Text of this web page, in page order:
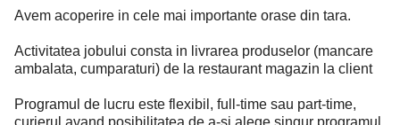
Avem acoperire in cele mai importante orase din tara.
Activitatea jobului consta in livrarea produselor (mancare
ambalata, cumparaturi) de la restaurant magazin la client
Programul de lucru este flexibil, full-time sau part-time,
curierul avand posibilitatea de a-si alege singur programul